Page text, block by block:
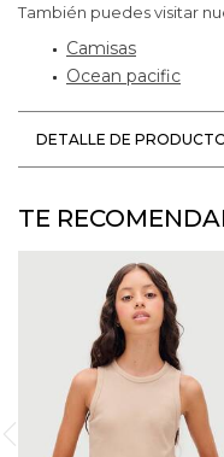
También puedes visitar
Camisas
Ocean pacific
DETALLE DE
TE